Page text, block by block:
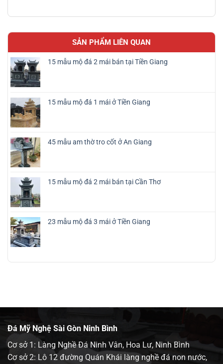
SẢN PHẨM LIÊN QUAN
15 mẫu mộ đá 2 mái bán tại Tiền Giang
15 mẫu mộ đá 1 mái ở Tiền Giang
45 mẫu am thờ tro cốt ở An Giang
15 mẫu mộ đá 2 mái bán tại Cần Thơ
23 mẫu mộ đá 3 mái ở Tiền Giang
Đá Mỹ Nghệ Sài Gòn Ninh Bình
Cơ sở 1: Làng Nghề Đá Ninh Vân, Hoa Lư, Ninh Bình
Cơ sở 2: Lô 12 đường Quán Khái làng nghề đá non nước,